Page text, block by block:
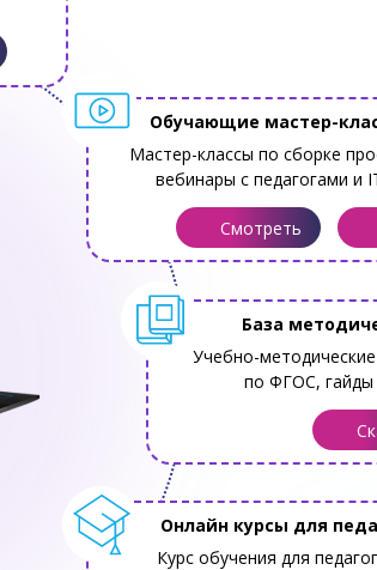
Смотреть
Мастер-классы по сборке
вебинары с педагогами и
Обучающие мастер-
Учебно-
по ФГОС, гайды
База
Курс обучения для
Онлайн курсы для